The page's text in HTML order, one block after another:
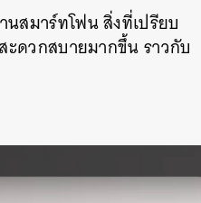
สมาร์ทโฟน สิ่งที่เปรียบ
ะดวกสบายมากขึ้น ราวกับ